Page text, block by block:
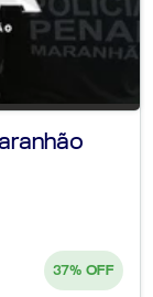
37% OFF